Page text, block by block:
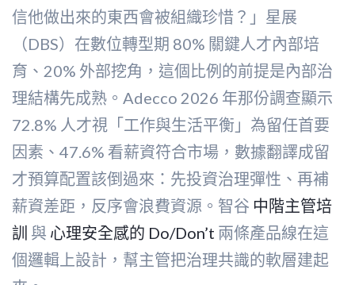
信他做出來的東西會被組織珍惜？」星展
（DBS）在數位轉型期 80% 關鍵人才內部培
育、20% 外部挖角，這個比例的前提是內部治
理結構先成熟。Adecco 2026 年那份調查顯示
72.8% 人才視「工作與生活平衡」為留任首要
因素、47.6% 看薪資符合市場，數據翻譯成留
才預算配置該倒過來：先投資治理彈性、再補
薪資差距，反序會浪費資源。智谷 中階主管培
訓 與 心理安全感的 Do/Don’t 兩條產品線在這
個邏輯上設計，幫主管把治理共識的軟層建起